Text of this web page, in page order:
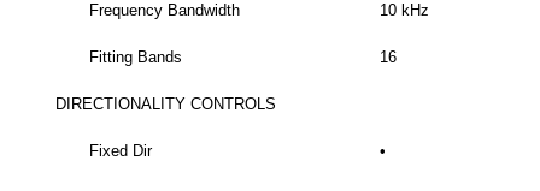
Frequency Bandwidth 10 kHz
Fitting Bands 16
DIRECTIONALITY CONTROLS
Fixed Dir •